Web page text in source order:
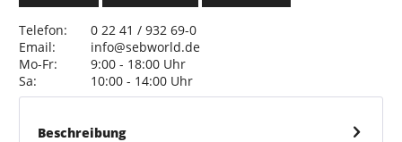
Telefon:
0 22 41 / 932 69-0
Email:
info@sebworld.de
Mo-Fr:
9:00 - 18:00 Uhr
Sa:
10:00 - 14:00 Uhr
Beschreibung